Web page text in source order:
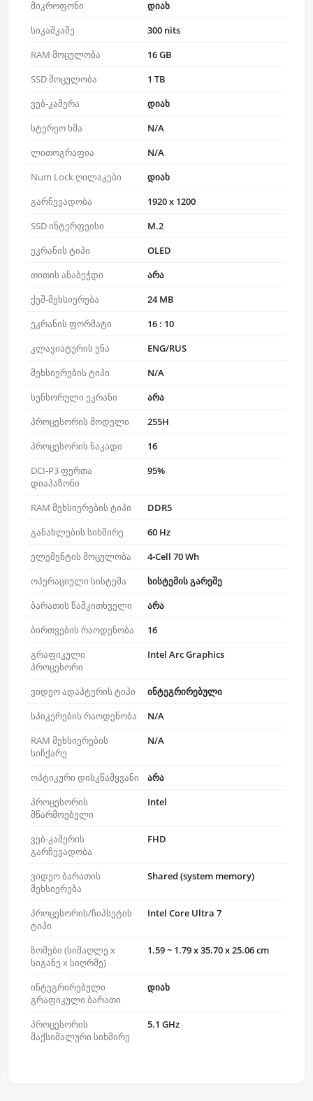
მიკროფონი
დიახ
სიკაშკაშე
300 nits
RAM მოცულობა
16 GB
SSD მოცულობა
1 TB
ვებ-კამერა
დიახ
სტერეო ხმა
N/A
ლითოგრაფია
N/A
Num Lock ღილაკები
დიახ
გარჩევადობა
1920 x 1200
SSD ინტერფეისი
M.2
ეკრანის ტიპი
OLED
თითის ანაბეჭდი
არა
ქეშ-მეხსიერება
24 MB
ეკრანის ფორმატი
16 : 10
კლავიატურის ენა
ENG/RUS
მეხსიერების ტიპი
N/A
სენსორული ეკრანი
არა
პროცესორის მოდელი
255H
პროცესორის ნაკადი
16
DCI-P3 ფერთა
დიაპაზონი
95%
RAM მეხსიერების ტიპი
DDR5
განახლების სიხშირე
60 Hz
ელემენტის მოცულობა
4-Cell 70 Wh
ოპერაციული სისტემა
სისტემის გარეშე
ბარათის წამკითხველი
არა
ბირთვების რაოდენობა
16
გრაფიკული
პროცესორი
Intel Arc Graphics
ვიდეო ადაპტერის ტიპი
ინტეგრირებული
სპიკერების რაოდენობა
N/A
RAM მეხსიერების
სიჩქარე
N/A
ოპტიკური დისკწამყვანი
არა
პროცესორის
მწარმოებელი
Intel
ვებ-კამერის
გარჩევადობა
FHD
ვიდეო ბარათის
მეხსიერება
Shared (system memory)
პროცესორის/ჩიპსეტის
ტიპი
Intel Core Ultra 7
ზომები (სიმაღლე x
სიგანე x სიღრმე)
1.59 ~ 1.79 x 35.70 x 25.06 cm
ინტეგრირებული
გრაფიკული ბარათი
დიახ
პროცესორის
მაქსიმალური სიხშირე
5.1 GHz